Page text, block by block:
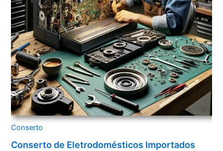
Conserto
Conserto de Eletrodomésticos Importados